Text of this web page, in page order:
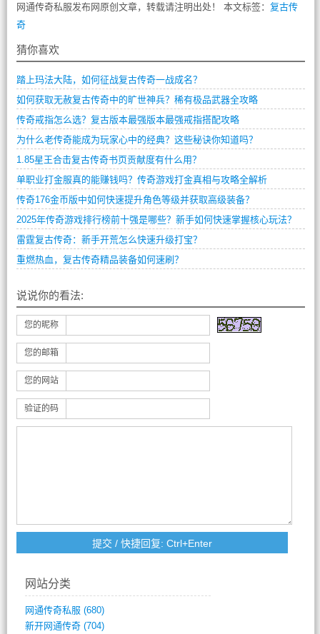
网通传奇私服发布网原创文章，转载请注明出处！ 本文标签： 复古传
奇
猜你喜欢
踏上玛法大陆，如何征战复古传奇一战成名？
如何获取无赦复古传奇中的旷世神兵？稀有极品武器全攻略
传奇戒指怎么选？复古版本最强版本最强戒指搭配攻略
为什么老传奇能成为玩家心中的经典？这些秘诀你知道吗？
1.85星王合击复古传奇书页贡献度有什么用？
单职业打金服真的能赚钱吗？传奇游戏打金真相与攻略全解析
传奇176金币版中如何快速提升角色等级并获取高级装备？
2025年传奇游戏排行榜前十强是哪些？新手如何快速掌握核心玩法？
雷霆复古传奇：新手开荒怎么快速升级打宝？
重燃热血，复古传奇精品装备如何速刷？
说说你的看法:
您的昵称
您的邮箱
您的网站
验证的码
网站分类
网通传奇私服 (680)
新开网通传奇(704)